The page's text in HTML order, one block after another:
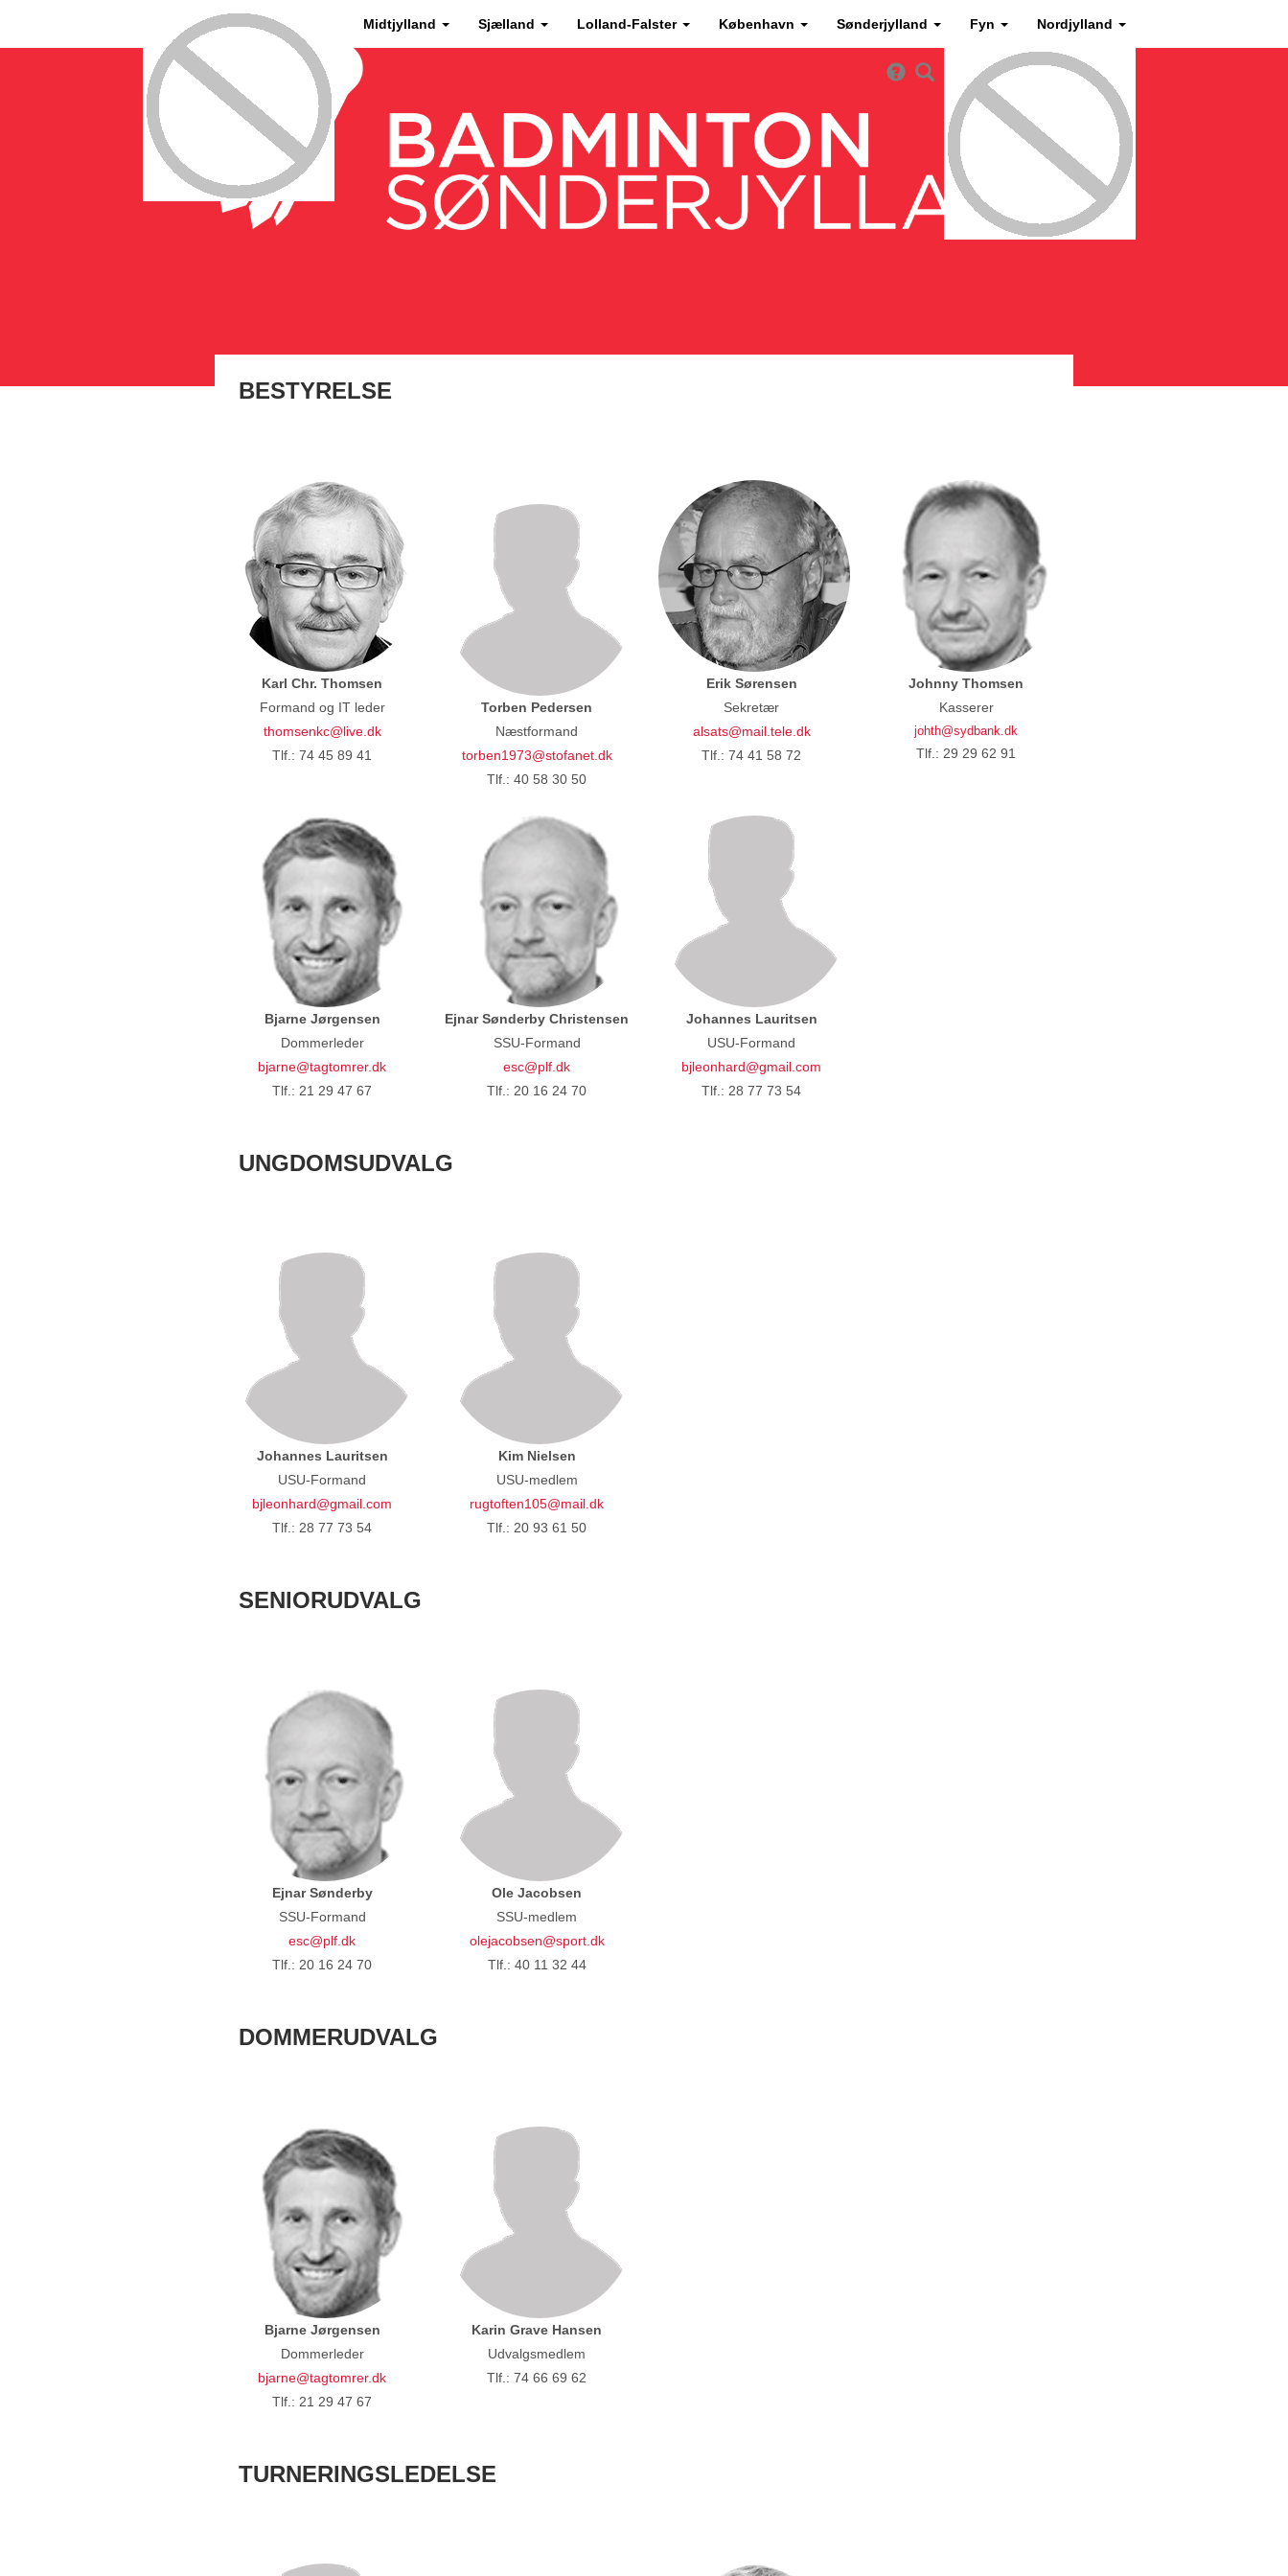
Midtjylland Sjælland Lolland-Falster København Sønderjylland Fyn Nordjylland
BESTYRELSE
Karl Chr. Thomsen
Formand og IT leder
thomsenkc@live.dk
Tlf.: 74 45 89 41
Torben Pedersen
Næstformand
torben1973@stofanet.dk
Tlf.: 40 58 30 50
Erik Sørensen
Sekretær
alsats@mail.tele.dk
Tlf.: 74 41 58 72
Johnny Thomsen
Kasserer
johth@sydbank.dk
Tlf.: 29 29 62 91
Bjarne Jørgensen
Dommerleder
bjarne@tagtomrer.dk
Tlf.: 21 29 47 67
Ejnar Sønderby Christensen
SSU-Formand
esc@plf.dk
Tlf.: 20 16 24 70
Johannes Lauritsen
USU-Formand
bjleonhard@gmail.com
Tlf.: 28 77 73 54
UNGDOMSUDVALG
Johannes Lauritsen
USU-Formand
bjleonhard@gmail.com
Tlf.: 28 77 73 54
Kim Nielsen
USU-medlem
rugtoften105@mail.dk
Tlf.: 20 93 61 50
SENIORUDVALG
Ejnar Sønderby
SSU-Formand
esc@plf.dk
Tlf.: 20 16 24 70
Ole Jacobsen
SSU-medlem
olejacobsen@sport.dk
Tlf.: 40 11 32 44
DOMMERUDVALG
Bjarne Jørgensen
Dommerleder
bjarne@tagtomrer.dk
Tlf.: 21 29 47 67
Karin Grave Hansen
Udvalgsmedlem
Tlf.: 74 66 69 62
TURNERINGSLEDELSE